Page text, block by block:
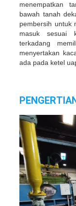
menempatkan
bawah tanah
pembersih untuk
masuk sesuai
terkadang
menyertakan
ada pada ketel